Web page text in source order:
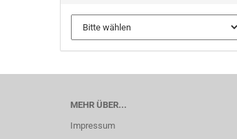
MEHR ÜBER...
Impressum